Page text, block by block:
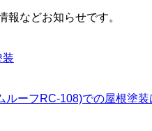
などお知らせです。
ーフRC-108)での屋根塗装